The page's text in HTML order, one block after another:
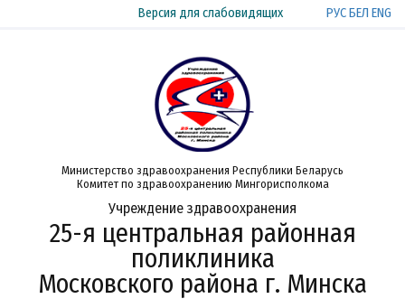
Версия для слабовидящих РУСБЕЛ ENG
Министерство здравоохранения Республики Беларусь
Комитет по здравоохранению Мингорисполкома
Учреждение здравоохранения
25-я центральная районная
поликлиника
Московского района г. Минска